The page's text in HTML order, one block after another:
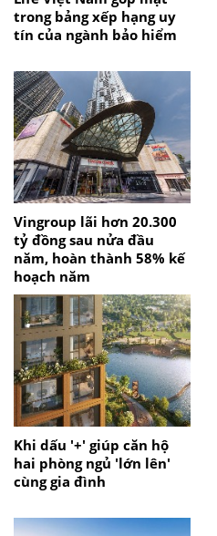
trong bảng xếp hạng uy
tín của ngành bảo hiểm
Vingroup lãi hơn 20.300
tỷ đồng sau nửa đầu
năm, hoàn thành 58% kế
hoạch năm
Khi dấu '+' giúp căn hộ
hai phòng ngủ 'lớn lên'
cùng gia đình